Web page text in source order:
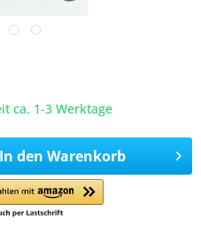
ca. 1-3 Werktage
In den Warenkorb